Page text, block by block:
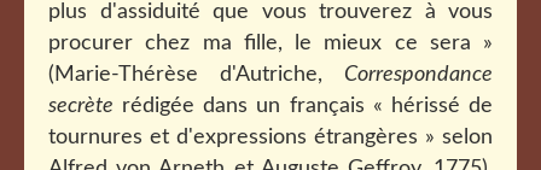
plus d'assiduité que vous trouverez à vous
procurer chez ma fille, le mieux ce sera »
(Marie-Thérèse d'Autriche, Correspondance
secrète rédigée dans un français « hérissé de
tournures et d'expressions étrangères » selon